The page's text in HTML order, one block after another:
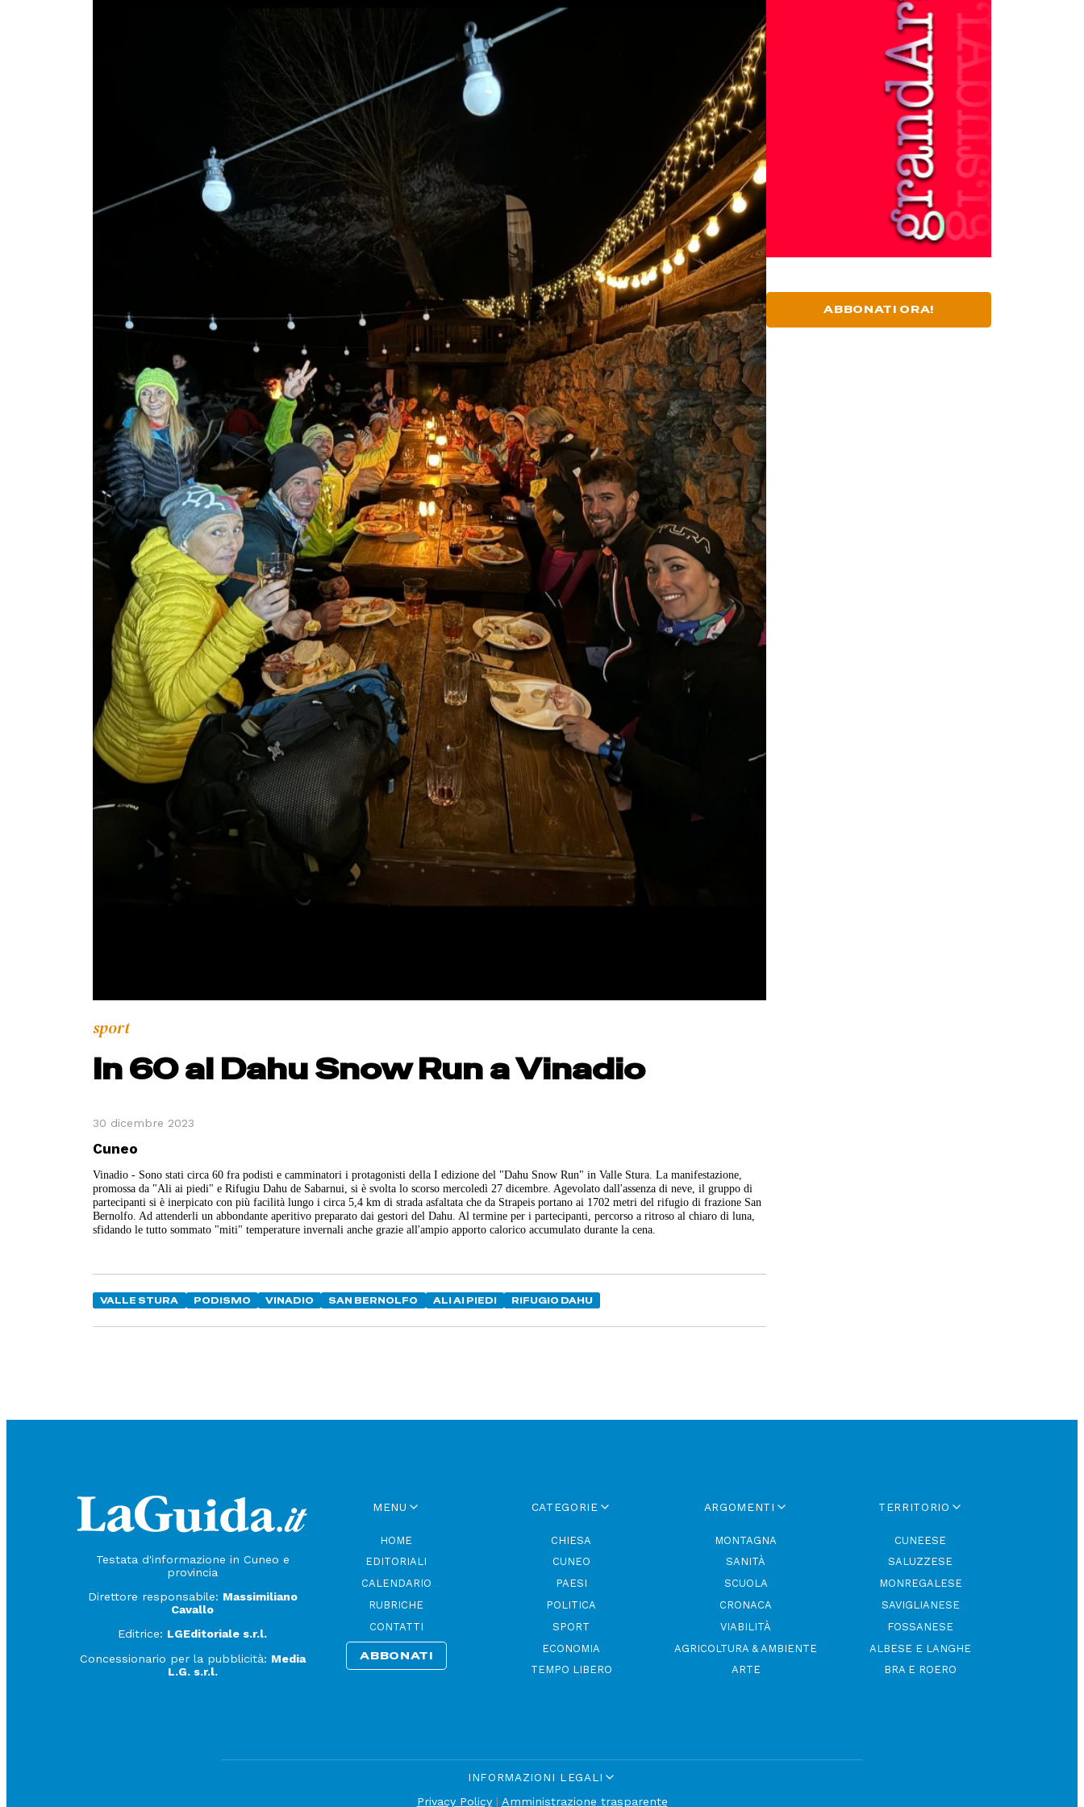
sport
In 60 al Dahu Snow Run a Vinadio
30 dicembre 2023
Cuneo
Vinadio - Sono stati circa 60 fra podisti e camminatori i protagonisti della I edizione del "Dahu Snow Run" in Valle Stura. La manifestazione,
promossa da "Ali ai piedi" e Rifugiu Dahu de Sabarnui, si è svolta lo scorso mercoledì 27 dicembre. Agevolato dall'assenza di neve, il gruppo di
partecipanti si è inerpicato con più facilità lungo i circa 5,4 km di strada asfaltata che da Strapeis portano ai 1702 metri del rifugio di frazione San
Bernolfo. Ad attenderli un abbondante aperitivo preparato dai gestori del Dahu. Al termine per i partecipanti, percorso a ritroso al chiaro di luna,
sfidando le tutto sommato "miti" temperature invernali anche grazie all'ampio apporto calorico accumulato durante la cena.
VALLE STURA PODISMO VINADIO SAN BERNOLFO ALI AI PIEDI RIFUGIO DAHU
ABBONATI ORA!
Testata d'informazione in Cuneo e
provincia
Direttore responsabile: Massimiliano
Cavallo
Editrice: LGEditoriale s.r.l.
Concessionario per la pubblicità: Media
L.G. s.r.l.
MENU
HOME
EDITORIALI
CALENDARIO
RUBRICHE
CONTATTI
ABBONATI
CATEGORIE
CHIESA
CUNEO
PAESI
POLITICA
SPORT
ECONOMIA
TEMPO LIBERO
ARGOMENTI
MONTAGNA
SANITÀ
SCUOLA
CRONACA
VIABILITÀ
AGRICOLTURA & AMBIENTE
ARTE
TERRITORIO
CUNEESE
SALUZZESE
MONREGALESE
SAVIGLIANESE
FOSSANESE
ALBESE E LANGHE
BRA E ROERO
INFORMAZIONI LEGALI
Privacy Policy| Amministrazione trasparente